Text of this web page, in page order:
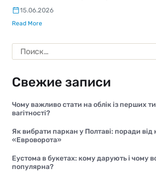
15.06.2026
Read More
Свежие записи
Чому важливо стати на облік із перших
вагітності?
Як вибрати паркан у Полтаві: поради від
«Евроворота»
Еустома в букетах: кому дарують і чому
популярна?